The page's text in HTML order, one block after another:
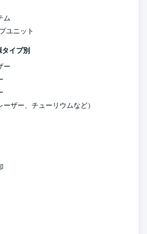
ム
ユニット
タイプ別
ー
ザー、チューリウムなど）